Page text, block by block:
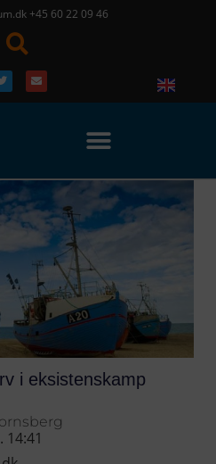
+45 60 22 09 46
i eksistenskamp
14:41